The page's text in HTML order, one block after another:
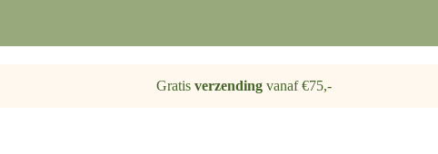
Gratis verzendingvanaf €75,-